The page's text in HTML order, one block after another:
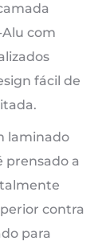
com
fácil de
laminado
prensado a
contra
para